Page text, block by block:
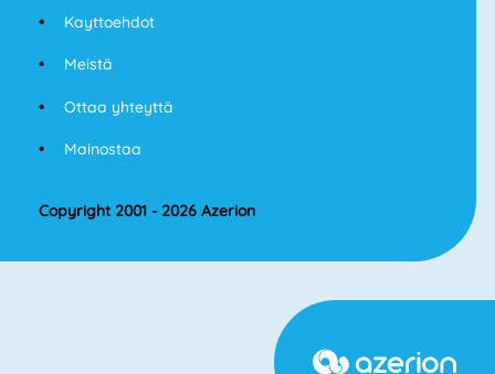
Kayttoehdot
Meistä
Ottaa yhteyttä
Mainostaa
Copyright 2001 - 2026 Azerion